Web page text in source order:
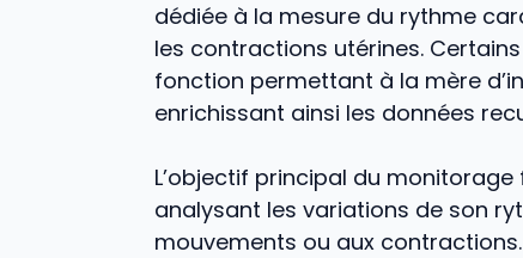
dédiée à la mesure du rythme
les contractions utérines.
fonction permettant à la mère
enrichissant ainsi les données
L’objectif principal du
analysant les variations de son
mouvements ou aux